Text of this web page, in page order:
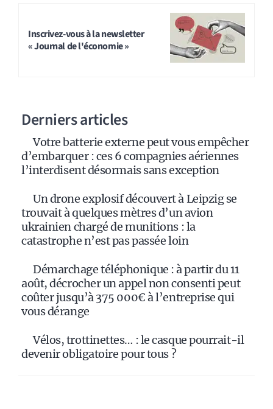
Inscrivez-vous à la newsletter
« Journal de l'économie »
Derniers articles
Votre batterie externe peut vous empêcher
d’embarquer : ces 6 compagnies aériennes
l’interdisent désormais sans exception
Un drone explosif découvert à Leipzig se
trouvait à quelques mètres d’un avion
ukrainien chargé de munitions : la
catastrophe n’est pas passée loin
Démarchage téléphonique : à partir du 11
août, décrocher un appel non consenti peut
coûter jusqu’à 375 000€ à l’entreprise qui
vous dérange
Vélos, trottinettes… : le casque pourrait-il
devenir obligatoire pour tous ?